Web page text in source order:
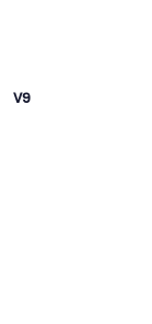
V9